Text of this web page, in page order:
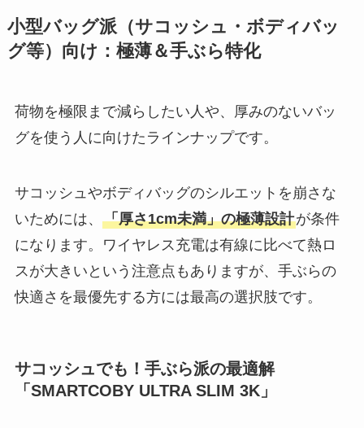
小型バッグ派（サコッシュ・ボディバッ
グ等）向け：極薄＆手ぶら特化
荷物を極限まで減らしたい人や、厚みのないバッ
グを使う人に向けたラインナップです。
サコッシュやボディバッグのシルエットを崩さな
いためには、 「厚さ1cm未満」の極薄設計が条件
になります。ワイヤレス充電は有線に比べて熱ロ
スが大きいという注意点もありますが、手ぶらの
快適さを最優先する方には最高の選択肢です。
サコッシュでも！手ぶら派の最適解
「SMARTCOBY ULTRA SLIM 3K」